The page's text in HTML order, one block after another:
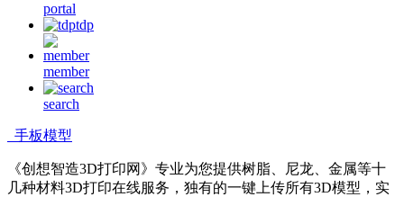
portal
tdp
member
search
手板模型
《创想智造3D打印网》专业为您提供树脂、尼龙、金属等十
几种材料3D打印在线服务，独有的一键上传所有3D模型，实